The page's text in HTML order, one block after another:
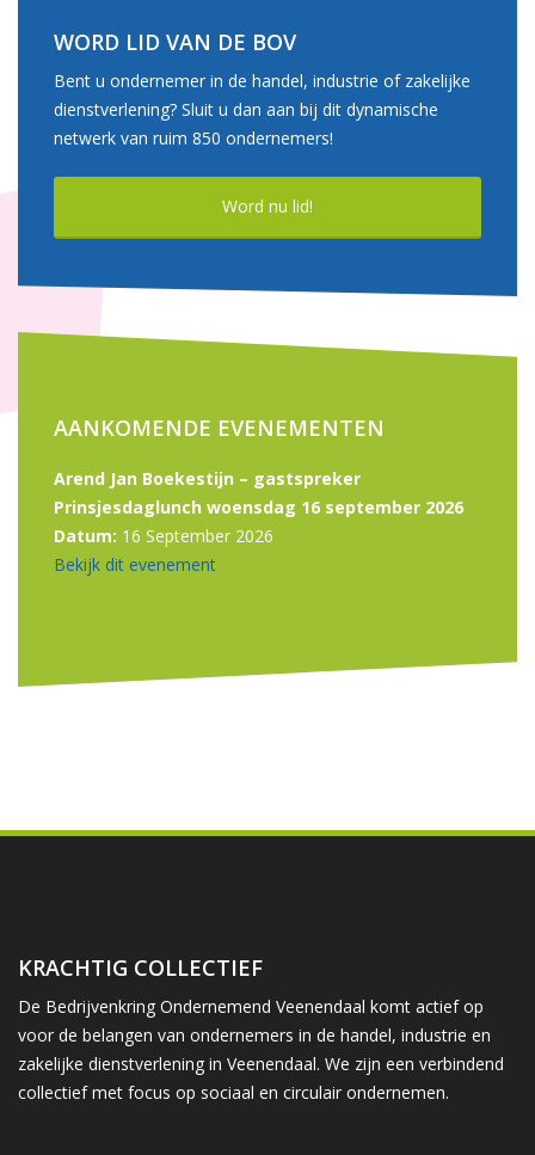
WORD LID VAN DE BOV
Bent u ondernemer in de handel, industrie of zakelijke
dienstverlening? Sluit u dan aan bij dit dynamische
netwerk van ruim 850 ondernemers!
Word nu lid!
AANKOMENDE EVENEMENTEN
Arend Jan Boekestijn – gastspreker
Prinsjesdaglunch woensdag 16 september 2026
Datum: 16 September 2026
Bekijk dit evenement
KRACHTIG COLLECTIEF
De Bedrijvenkring Ondernemend Veenendaal komt actief op
voor de belangen van ondernemers in de handel, industrie en
zakelijke dienstverlening in Veenendaal. We zijn een verbindend
collectief met focus op sociaal en circulair ondernemen.